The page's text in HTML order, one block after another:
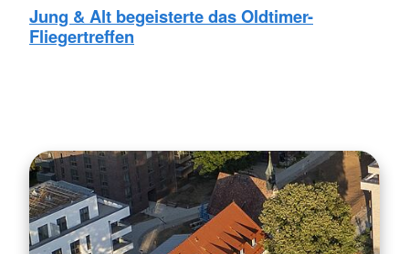
Jung & Alt begeisterte das Oldtimer-
Fliegertreffen